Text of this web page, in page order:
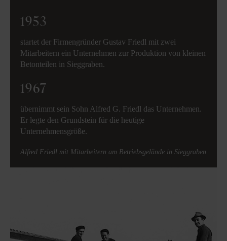
1953
startet der Firmengründer Gustav Friedl mit zwei
Mitarbeitern ein Unternehmen zur Produktion von kleinen
Betonteilen in Sieggraben.
1967
übernimmt sein Sohn Alfred G. Friedl das Unternehmen.
Er legte den Grundstein für die heutige
Unternehmensgröße.
Alfred Friedl mit Mitarbeitern am Betriebsgelände in Sieggraben.